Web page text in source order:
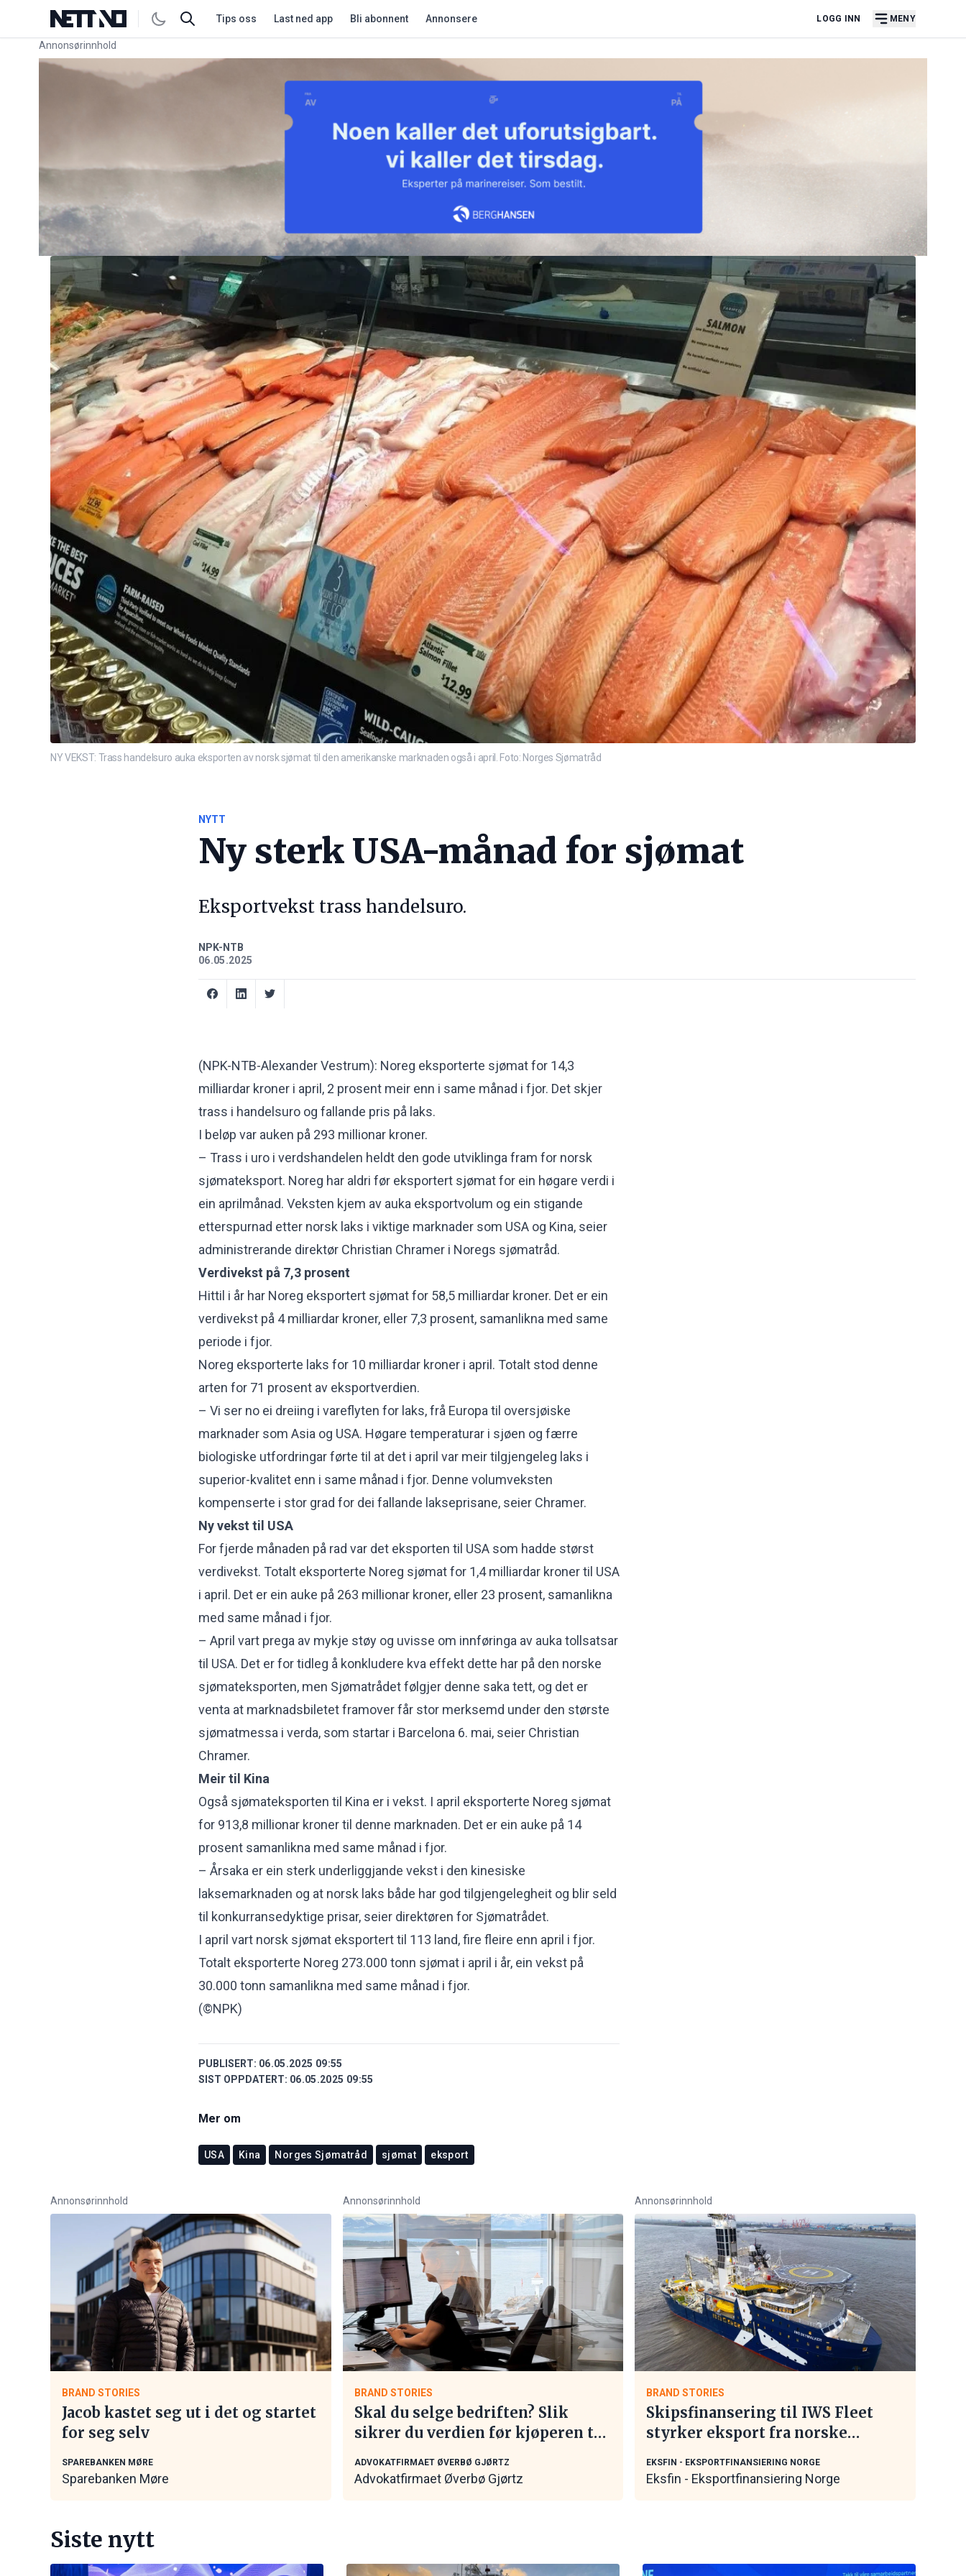
Tips oss Last ned app Bli abonnent Annonsere LOGG INN MENY
Annonsørinnhold
Link for annonse
NY VEKST: Trass handelsuro auka eksporten av norsk sjømat til den amerikanske marknaden også i april. Foto: Norges Sjømatråd
NYTT
Ny sterk USA-månad for sjømat
Eksportvekst trass handelsuro.
NPK-NTB
06.05.2025
(NPK-NTB-Alexander Vestrum): Noreg eksporterte sjømat for 14,3
milliardar kroner i april, 2 prosent meir enn i same månad i fjor. Det skjer
trass i handelsuro og fallande pris på laks.
I beløp var auken på 293 millionar kroner.
– Trass i uro i verdshandelen heldt den gode utviklinga fram for norsk
sjømateksport. Noreg har aldri før eksportert sjømat for ein høgare verdi i
ein aprilmånad. Veksten kjem av auka eksportvolum og ein stigande
etterspurnad etter norsk laks i viktige marknader som USA og Kina, seier
administrerande direktør Christian Chramer i Noregs sjømatråd.
Verdivekst på 7,3 prosent
Hittil i år har Noreg eksportert sjømat for 58,5 milliardar kroner. Det er ein
verdivekst på 4 milliardar kroner, eller 7,3 prosent, samanlikna med same
periode i fjor.
Noreg eksporterte laks for 10 milliardar kroner i april. Totalt stod denne
arten for 71 prosent av eksportverdien.
– Vi ser no ei dreiing i vareflyten for laks, frå Europa til oversjøiske
marknader som Asia og USA. Høgare temperaturar i sjøen og færre
biologiske utfordringar førte til at det i april var meir tilgjengeleg laks i
superior-kvalitet enn i same månad i fjor. Denne volumveksten
kompenserte i stor grad for dei fallande lakseprisane, seier Chramer.
Ny vekst til USA
For fjerde månaden på rad var det eksporten til USA som hadde størst
verdivekst. Totalt eksporterte Noreg sjømat for 1,4 milliardar kroner til USA
i april. Det er ein auke på 263 millionar kroner, eller 23 prosent, samanlikna
med same månad i fjor.
– April vart prega av mykje støy og uvisse om innføringa av auka tollsatsar
til USA. Det er for tidleg å konkludere kva effekt dette har på den norske
sjømateksporten, men Sjømatrådet følgjer denne saka tett, og det er
venta at marknadsbiletet framover får stor merksemd under den største
sjømatmessa i verda, som startar i Barcelona 6. mai, seier Christian
Chramer.
Meir til Kina
Også sjømateksporten til Kina er i vekst. I april eksporterte Noreg sjømat
for 913,8 millionar kroner til denne marknaden. Det er ein auke på 14
prosent samanlikna med same månad i fjor.
– Årsaka er ein sterk underliggjande vekst i den kinesiske
laksemarknaden og at norsk laks både har god tilgjengelegheit og blir seld
til konkurransedyktige prisar, seier direktøren for Sjømatrådet.
I april vart norsk sjømat eksportert til 113 land, fire fleire enn april i fjor.
Totalt eksporterte Noreg 273.000 tonn sjømat i april i år, ein vekst på
30.000 tonn samanlikna med same månad i fjor.
(©NPK)
PUBLISERT: 06.05.2025 09:55
SIST OPPDATERT: 06.05.2025 09:55
Mer om
USA Kina Norges Sjømatråd sjømat eksport
Annonsørinnhold
BRAND STORIES
Jacob kastet seg ut i det og startet
for seg selv
SPAREBANKEN MØRE
Sparebanken Møre
Annonsørinnhold
BRAND STORIES
Skal du selge bedriften? Slik
sikrer du verdien før kjøperen tar
ADVOKATFIRMAET ØVERBØ GJØRTZ
Advokatfirmaet Øverbø Gjørtz
Annonsørinnhold
BRAND STORIES
Skipsfinansering til IWS Fleet
styrker eksport fra norske
EKSFIN - EKSPORTFINANSIERING NORGE
Eksfin - Eksportfinansiering Norge
Siste nytt